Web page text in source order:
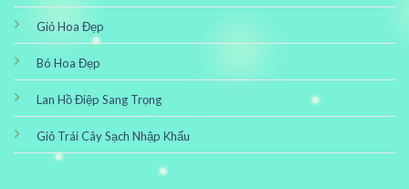
Giỏ Hoa Đẹp
Bó Hoa Đẹp
Lan Hồ Điệp Sang Trọng
Giỏ Trái Cây Sạch Nhập Khẩu